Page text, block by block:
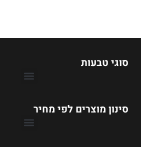
סוגי טבעות
סינון מוצרים לפי מחיר